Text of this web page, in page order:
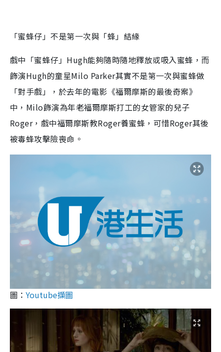
「蜜蜂仔」不是第一次與「蜂」結緣
戲中「蜜蜂仔」Hugh能夠隨時隨地釋放或吸入蜜蜂，而
飾演Hugh的童星Milo Parker其實不是第一次與蜜蜂做
「對手戲」，於去年的電影《福爾摩斯的最後奇案》
中，Milo飾演為年老福爾摩斯打工的女管家的兒子
Roger，戲中福爾摩斯教Roger養蜜蜂，可惜Roger其後
被毒蜂攻擊險喪命。
圖： Youtube擷圖